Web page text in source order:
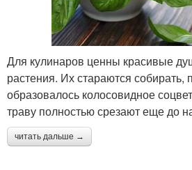
Для кулинаров ценны красивые
растения. Их стараются собирать,
образовалось колосовидное
траву полностью срезают еще до
читать дальше →